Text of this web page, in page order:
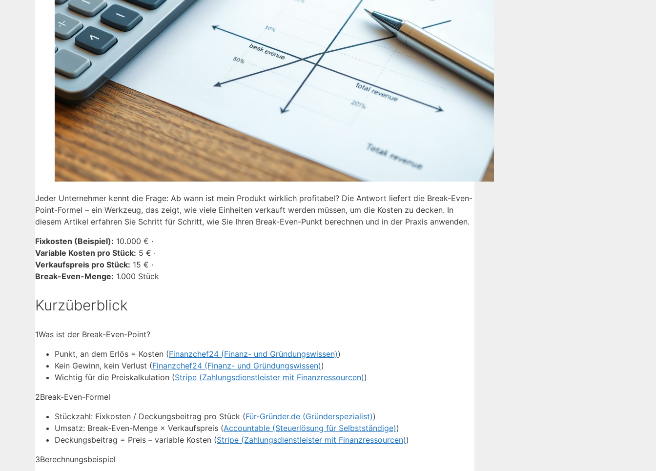
Jeder Unternehmer kennt die Frage: Ab wann ist mein Produkt wirklich profitabel? Die Antwort liefert die Break-Even-
Point-Formel – ein Werkzeug, das zeigt, wie viele Einheiten verkauft werden müssen, um die Kosten zu decken. In
diesem Artikel erfahren Sie Schritt für Schritt, wie Sie Ihren Break-Even-Punkt berechnen und in der Praxis anwenden.
Fixkosten (Beispiel): 10.000 € ·
Variable Kosten pro Stück: 5 € ·
Verkaufspreis pro Stück: 15 € ·
Break-Even-Menge: 1.000 Stück
Kurzüberblick
1Was ist der Break-Even-Point?
Punkt, an dem Erlös = Kosten (Finanzchef24 (Finanz- und Gründungswissen))
Kein Gewinn, kein Verlust (Finanzchef24 (Finanz- und Gründungswissen))
Wichtig für die Preiskalkulation (Stripe (Zahlungsdienstleister mit Finanzressourcen))
2Break-Even-Formel
Stückzahl: Fixkosten / Deckungsbeitrag pro Stück (Für-Gründer.de (Gründerspezialist))
Umsatz: Break-Even-Menge × Verkaufspreis (Accountable (Steuerlösung für Selbstständige))
Deckungsbeitrag = Preis – variable Kosten (Stripe (Zahlungsdienstleister mit Finanzressourcen))
3Berechnungsbeispiel